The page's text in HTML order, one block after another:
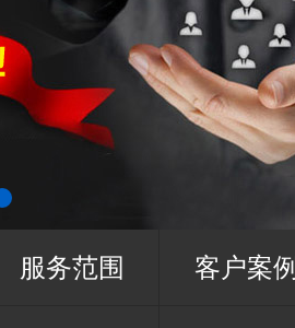
服务范围 客户案例